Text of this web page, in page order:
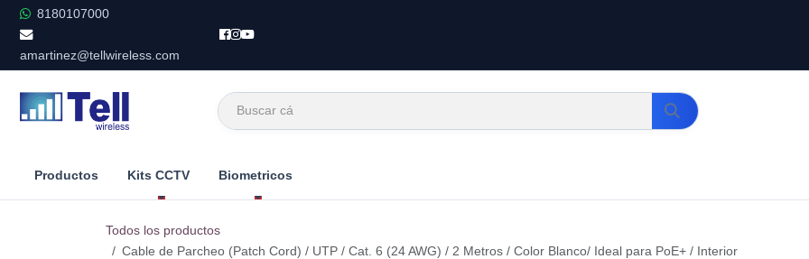
Ir al contenido
8180107000
amartinez@tellwireless.com
Productos Kits CCTV Biometricos
Todos los productos
Cable de Parcheo (Patch Cord) / UTP / Cat. 6 (24 AWG) / 2 Metros / Color Blanco/ Ideal para PoE+ / Interior